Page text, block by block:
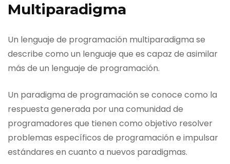
Multiparadigma
Un lenguaje de programación multiparadigma se
describe como un lenguaje que es capaz de asimilar
más de un lenguaje de programación.
Un paradigma de programación se conoce como la
respuesta generada por una comunidad de
programadores que tienen como objetivo resolver
problemas específicos de programación e impulsar
estándares en cuanto a nuevos paradigmas.